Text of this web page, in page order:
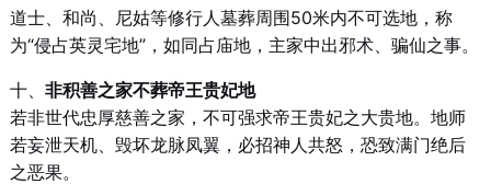
道士、和尚、尼姑等修行人墓葬周围50米内不可选地，称
为“侵占英灵宅地”，如同占庙地，主家中出邪术、骗仙之事。
十、 非积善之家不葬帝王贵妃地
若非世代忠厚慈善之家，不可强求帝王贵妃之大贵地。地师
若妄泄天机、毁坏龙脉凤翼，必招神人共怒，恐致满门绝后
之恶果。